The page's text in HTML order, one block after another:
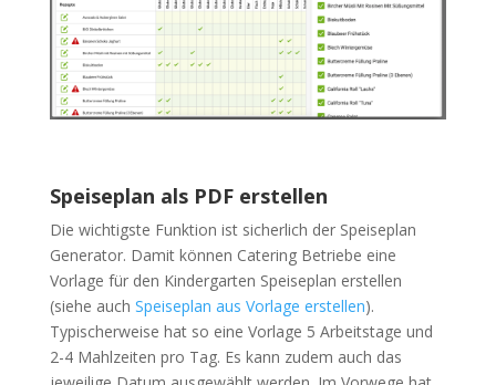
Speiseplan als PDF erstellen
Die wichtigste Funktion ist sicherlich der Speiseplan
Generator. Damit können Catering Betriebe eine
Vorlage für den Kindergarten Speiseplan erstellen
(siehe auch Speiseplan aus Vorlage erstellen).
Typischerweise hat so eine Vorlage 5 Arbeitstage und
2-4 Mahlzeiten pro Tag. Es kann zudem auch das